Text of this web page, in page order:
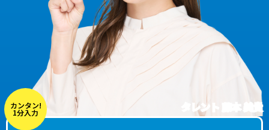
タレント 藤本 美貴
カンタン!
1分入力